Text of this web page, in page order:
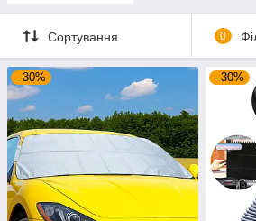
Сортування 0
–30% –30%